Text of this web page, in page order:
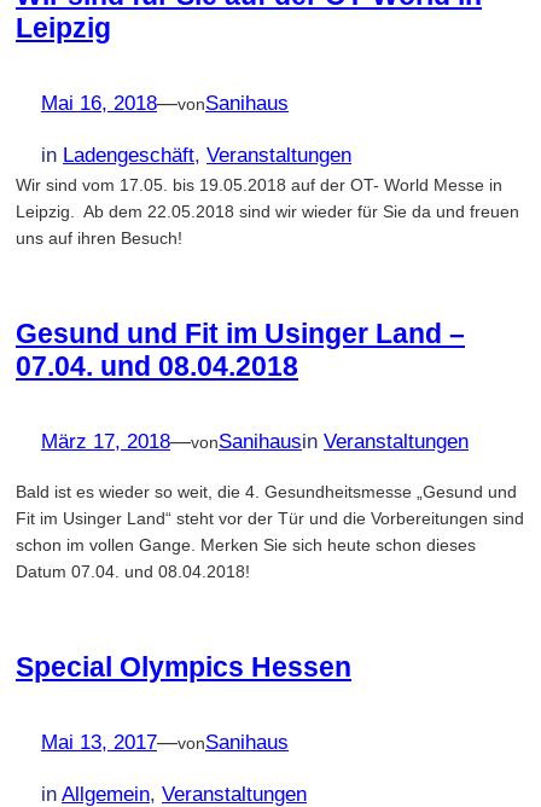
Leipzig
Mai 16, 2018—vonSanihaus
in Ladengeschäft, Veranstaltungen
Wir sind vom 17.05. bis 19.05.2018 auf der OT- World Messe in
Leipzig. Ab dem 22.05.2018 sind wir wieder für Sie da und freuen
uns auf ihren Besuch!
Gesund und Fit im Usinger Land –
07.04. und 08.04.2018
März 17, 2018—vonSanihausin Veranstaltungen
Bald ist es wieder so weit, die 4. Gesundheitsmesse „Gesund und
Fit im Usinger Land“ steht vor der Tür und die Vorbereitungen sind
schon im vollen Gange. Merken Sie sich heute schon dieses
Datum 07.04. und 08.04.2018!
Special Olympics Hessen
Mai 13, 2017—vonSanihaus
in Allgemein, Veranstaltungen